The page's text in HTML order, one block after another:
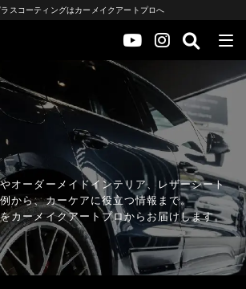
スコーティングはカーメイクアートプロへ
オーダーメイドインテリア、レザーシート
から、カーケアに役立つ情報まで。
カーメイクアートプロからお届けします。